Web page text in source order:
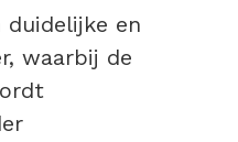
duidelijke en
waarbij de